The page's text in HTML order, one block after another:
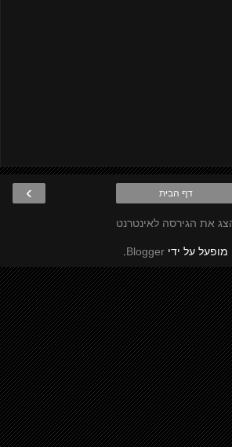
› דף הבית
את הגירסה לאינטרנט
מופעל על ידי Blogger
.